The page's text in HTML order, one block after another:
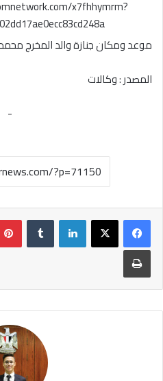
x7fhhymrm?
موعد ومكان جنازة والد المخرج
المصدر : وكالات
-
لينكدإن
طباعة